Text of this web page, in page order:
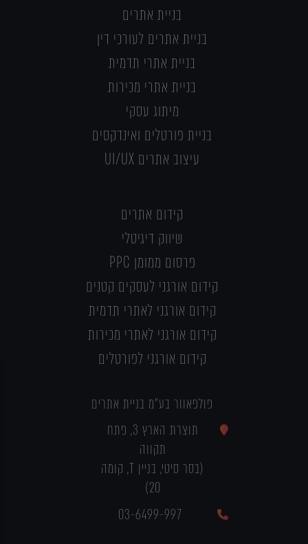
בניית אתרים
בניית אתרים לעורכי דין
בניית אתרי תדמית
בניית אתרי מכירות
מיתוג עסקי
בניית פורטלים ואינדקסים
עיצוב אתרים UI/UX
קידום אתרים
שיווק דיגיטלי
פרסום ממומן PPC
קידום אורגני לעסקים קטנים
קידום אורגני לאתרי תדמית
קידום אורגני לאתרי מכירות
קידום אורגני לפורטלים
פולפאוור בע"מ בניית אתרים
תוצרת הארץ 3, פתח
תקווה
(בסר סיטי, בניין T, קומה
20)
03-6499-997